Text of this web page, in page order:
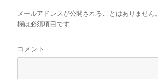
メールアドレスが公開されることはありません。
欄は必須項目です
コメント